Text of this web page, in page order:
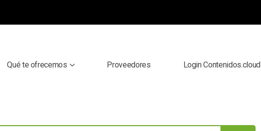
Qué te ofrecemos Proveedores Login Contenidos.cloud